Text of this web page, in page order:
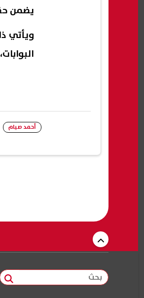
يضمن
ويأتي
أحمد صيام
بحث